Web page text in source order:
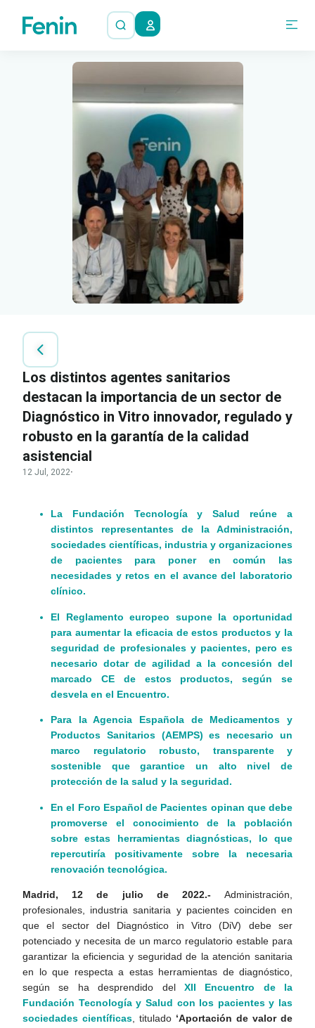
Los distintos agentes sanitarios
destacan la importancia de un sector de
Diagnóstico in Vitro innovador, regulado y
robusto en la garantía de la calidad
asistencial
12 Jul, 2022·
La Fundación Tecnología y Salud reúne a
distintos representantes de la Administración,
sociedades científicas, industria y organizaciones
de pacientes para poner en común las
necesidades y retos en el avance del laboratorio
clínico.
El Reglamento europeo supone la oportunidad
para aumentar la eficacia de estos productos y la
seguridad de profesionales y pacientes, pero es
necesario dotar de agilidad a la concesión del
marcado CE de estos productos, según se
desvela en el Encuentro.
Para la Agencia Española de Medicamentos y
Productos Sanitarios (AEMPS) es necesario un
marco regulatorio robusto, transparente y
sostenible que garantice un alto nivel de
protección de la salud y la seguridad.
En el Foro Español de Pacientes opinan que debe
promoverse el conocimiento de la población
sobre estas herramientas diagnósticas, lo que
repercutiría positivamente sobre la necesaria
renovación tecnológica.
Madrid, 12 de julio de 2022.- Administración,
profesionales, industria sanitaria y pacientes coinciden en
que el sector del Diagnóstico in Vitro (DiV) debe ser
potenciado y necesita de un marco regulatorio estable para
garantizar la eficiencia y seguridad de la atención sanitaria
en lo que respecta a estas herramientas de diagnóstico,
según se ha desprendido del XII Encuentro de la
Fundación Tecnología y Salud con los pacientes y las
sociedades científicas , titulado ‘Aportación de valor de